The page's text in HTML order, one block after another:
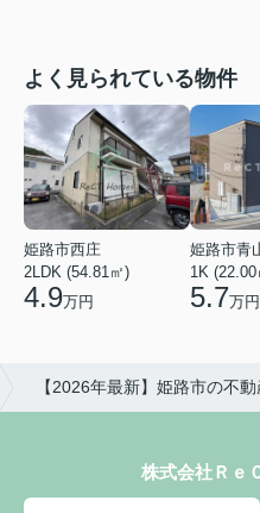
よく見られている物件
姫路市西庄
2LDK (54.81㎡)
4.9万円
姫路市青
1K (22.00
5.7万円
【2026年最新】姫路市の不
株式会社Ｒｅ